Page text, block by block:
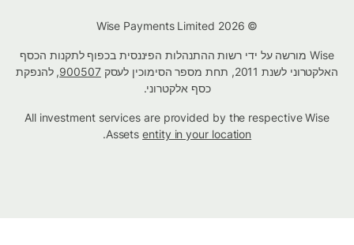
Wise מורשה על ידי רשות ההתנהלות הפיננסית בכפוף לתקנות הכסף
האלקטרוני לשנת 2011, תחת מספר הסימוכין לעסק
900507, להנפקת
כסף אלקטרוני.
All investment services are provided by the respective Wise
Assetsentity in your location
.